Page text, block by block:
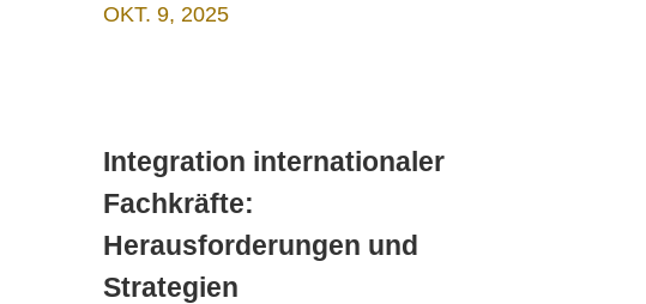
OKT. 9, 2025
Integration internationaler
Fachkräfte:
Herausforderungen und
Strategien